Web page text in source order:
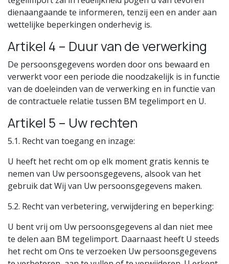
dienaangaande te informeren, tenzij een en ander aan
wettelijke beperkingen onderhevig is.
Artikel 4 – Duur van de verwerking
De persoonsgegevens worden door ons bewaard en
verwerkt voor een periode die noodzakelijk is in functie
van de doeleinden van de verwerking en in functie van
de contractuele relatie tussen BM tegelimport en U.
Artikel 5 – Uw rechten
5.1. Recht van toegang en inzage:
U heeft het recht om op elk moment gratis kennis te
nemen van Uw persoonsgegevens, alsook van het
gebruik dat Wij van Uw persoonsgegevens maken.
5.2. Recht van verbetering, verwijdering en beperking:
U bent vrij om Uw persoonsgegevens al dan niet mee
te delen aan BM tegelimport. Daarnaast heeft U steeds
het recht om Ons te verzoeken Uw persoonsgegevens